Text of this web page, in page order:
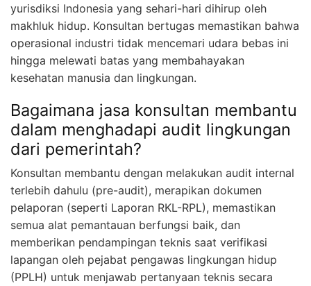
yurisdiksi Indonesia yang sehari-hari dihirup oleh
makhluk hidup. Konsultan bertugas memastikan bahwa
operasional industri tidak mencemari udara bebas ini
hingga melewati batas yang membahayakan
kesehatan manusia dan lingkungan.
Bagaimana jasa konsultan membantu
dalam menghadapi audit lingkungan
dari pemerintah?
Konsultan membantu dengan melakukan audit internal
terlebih dahulu (pre-audit), merapikan dokumen
pelaporan (seperti Laporan RKL-RPL), memastikan
semua alat pemantauan berfungsi baik, dan
memberikan pendampingan teknis saat verifikasi
lapangan oleh pejabat pengawas lingkungan hidup
(PPLH) untuk menjawab pertanyaan teknis secara